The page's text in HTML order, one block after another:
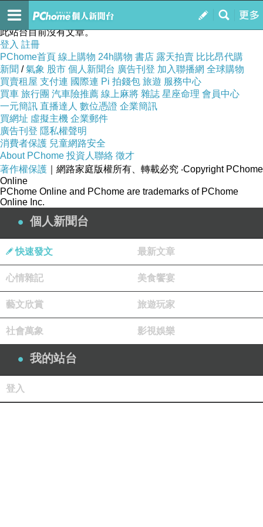
我的
訂閱
快譯通
此站台目前沒有文章。
登入 註冊
PChome首頁 線上購物 24h購物 書店 露天拍賣 比比昂代購
新聞 /氣象 股市 個人新聞台 廣告刊登 加入聯播網 全球購物
買賣租屋 支付連 國際連 Pi 拍錢包 旅遊 服務中心
買車 旅行團 汽車險推薦 線上麻將 雜誌 星座命理 會員中心
一元簡訊 直播達人 數位憑證 企業簡訊
買網址 虛擬主機 企業郵件
廣告刊登 隱私權聲明
消費者保護 兒童網路安全
About PChome 投資人聯絡 徵才
著作權保護 ｜網路家庭版權所有、轉載必究 ‧Copyright PChome
Online
PChome Online and PChome are trademarks of PChome
Online Inc.
個人新聞台
快速發文 最新文章
心情雜記 美食饗宴
藝文欣賞 旅遊玩家
社會萬象 影視娛樂
我的站台
登入